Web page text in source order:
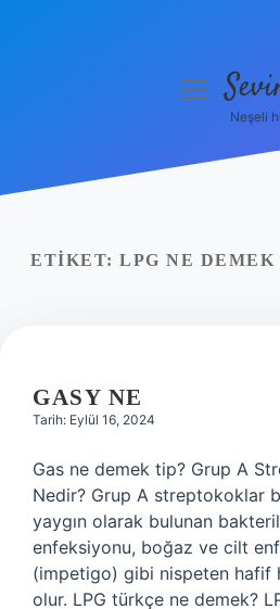
Yasal Uyarı
menüyü
Neşeli
ETIKET: LPG NE
GASY NE
Tarih: Eylül 16, 2024
Gas ne demek tip? Grup A
Nedir? Grup A streptokoklar
yaygın olarak bulunan
enfeksiyonu, boğaz ve cilt
(impetigo) gibi nispeten hafif
olur. LPG türkçe ne demek?